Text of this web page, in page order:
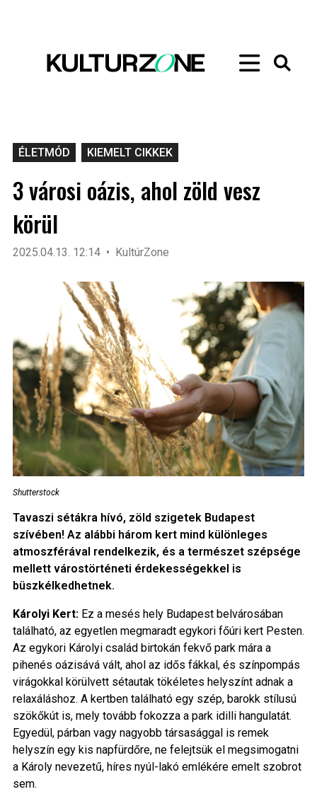
ÉLETMÓD KIEMELT CIKKEK
3 városi oázis, ahol zöld vesz
körül
2025.04.13. 12:14 KultúrZone
Shutterstock
Tavaszi sétákra hívó, zöld szigetek Budapest
szívében! Az alábbi három kert mind különleges
atmoszférával rendelkezik, és a természet szépsége
mellett várostörténeti érdekességekkel is
büszkélkedhetnek.
Károlyi Kert:Ez a mesés hely Budapest belvárosában
található, az egyetlen megmaradt egykori főúri kert Pesten.
Az egykori Károlyi család birtokán fekvő park mára a
pihenés oázisává vált, ahol az idős fákkal, és színpompás
virágokkal körülvett sétautak tökéletes helyszínt adnak a
relaxáláshoz. A kertben található egy szép, barokk stílusú
szökőkút is, mely tovább fokozza a park idilli hangulatát.
Egyedül, párban vagy nagyobb társasággal is remek
helyszín egy kis napfürdőre, ne felejtsük el megsimogatni
a Károly nevezetű, híres nyúl-lakó emlékére emelt szobrot
sem.